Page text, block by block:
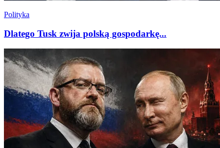
Polityka
Dlatego Tusk zwija polską gospodarkę...